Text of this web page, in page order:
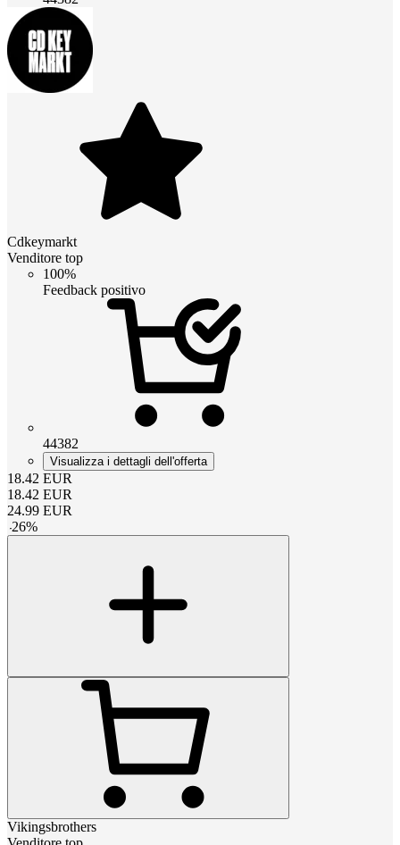
Cdkeymarkt
Venditore top
100%
Feedback positivo
44382
Visualizza i dettagli dell'offerta
18.42 EUR
18.42 EUR
24.99 EUR
-26%
Vikingsbrothers